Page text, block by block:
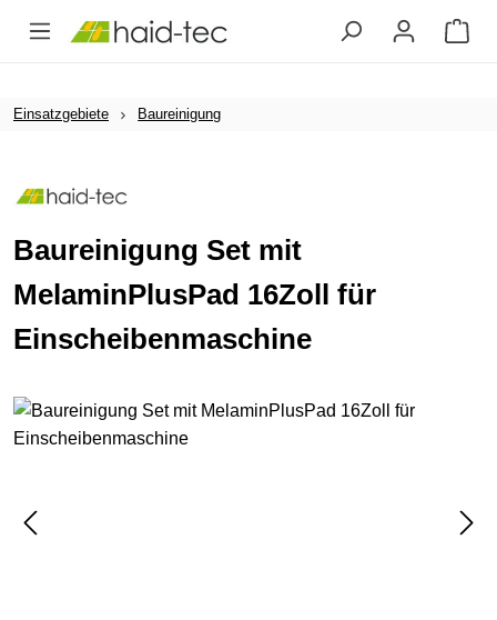
Zum Hauptinhalt springen
Einsatzgebiete Baureinigung
Baureinigung Set mit
MelaminPlusPad 16Zoll für
Einscheibenmaschine
Bildergalerie überspringen